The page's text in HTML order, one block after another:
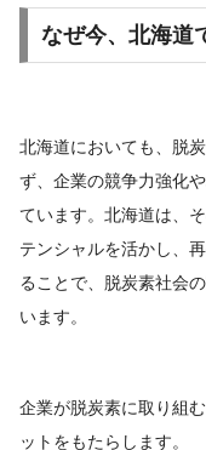
なぜ今、北海道
北海道においても、脱
ず、企業の競争力強化
ています。北海道は、
テンシャルを活かし、
ることで、脱炭素社会
います。
企業が脱炭素に取り組
ットをもたらします。